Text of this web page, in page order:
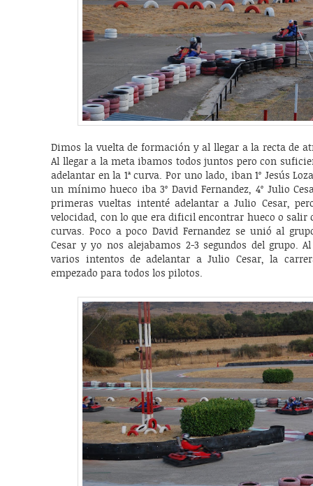
Dimos la vuelta de formación y al llegar a la recta de
Al llegar a la meta ibamos todos juntos pero con
adelantar en la 1ª curva. Por uno lado, iban 1º Jesús
un mínimo hueco iba 3º David Fernandez, 4º Julio
primeras vueltas intenté adelantar a Julio Cesar,
velocidad, con lo que era dificil encontrar hueco o salir
curvas. Poco a poco David Fernandez se unió al
Cesar y yo nos alejabamos 2-3 segundos del grupo.
varios intentos de adelantar a Julio Cesar, la
empezado para todos los pilotos.